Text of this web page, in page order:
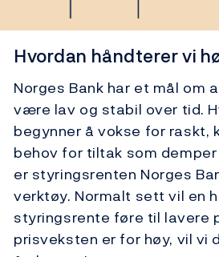
Hvordan håndterer vi
Norges Bank har et mål om
være lav og stabil over tid.
begynner å vokse for raskt,
behov for tiltak som
er styringsrenten Norges
verktøy. Normalt sett vil en
styringsrente føre til lavere
prisveksten er for høy, vil vi